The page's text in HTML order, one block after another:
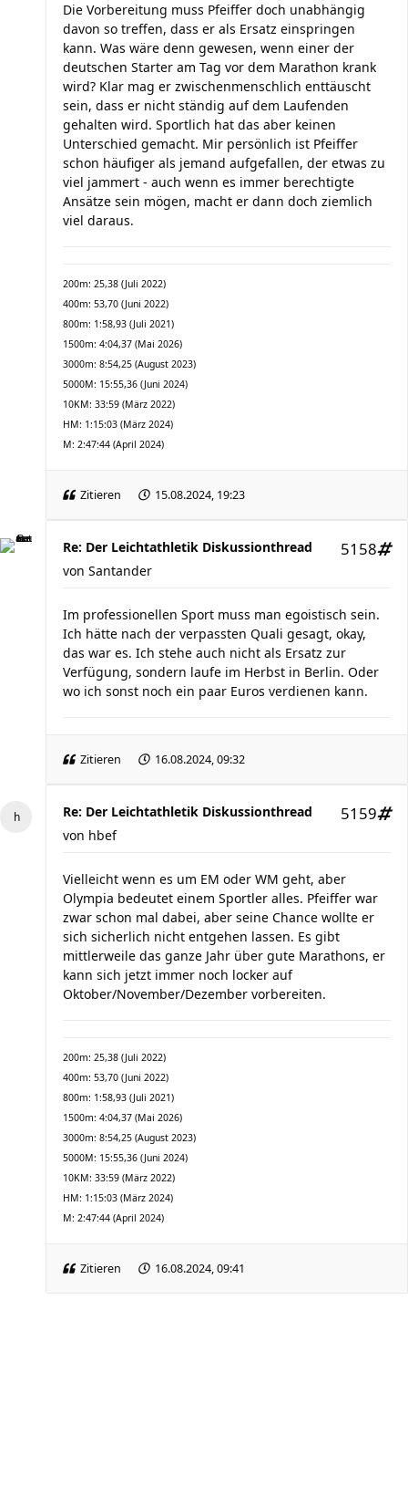
Die Vorbereitung muss Pfeiffer doch unabhängig
davon so treffen, dass er als Ersatz einspringen
kann. Was wäre denn gewesen, wenn einer der
deutschen Starter am Tag vor dem Marathon krank
wird? Klar mag er zwischenmenschlich enttäuscht
sein, dass er nicht ständig auf dem Laufenden
gehalten wird. Sportlich hat das aber keinen
Unterschied gemacht. Mir persönlich ist Pfeiffer
schon häufiger als jemand aufgefallen, der etwas zu
viel jammert - auch wenn es immer berechtigte
Ansätze sein mögen, macht er dann doch ziemlich
viel daraus.
200m: 25,38 (Juli 2022)
400m: 53,70 (Juni 2022)
800m: 1:58,93 (Juli 2021)
1500m: 4:04,37 (Mai 2026)
3000m: 8:54,25 (August 2023)
5000M: 15:55,36 (Juni 2024)
10KM: 33:59 (März 2022)
HM: 1:15:03 (März 2024)
M: 2:47:44 (April 2024)
Zitieren 15.08.2024, 19:23
Re: Der Leichtathletik Diskussionthread 5158
von Santander
Im professionellen Sport muss man egoistisch sein.
Ich hätte nach der verpassten Quali gesagt, okay,
das war es. Ich stehe auch nicht als Ersatz zur
Verfügung, sondern laufe im Herbst in Berlin. Oder
wo ich sonst noch ein paar Euros verdienen kann.
Zitieren 16.08.2024, 09:32
Re: Der Leichtathletik Diskussionthread 5159
von hbef
Vielleicht wenn es um EM oder WM geht, aber
Olympia bedeutet einem Sportler alles. Pfeiffer war
zwar schon mal dabei, aber seine Chance wollte er
sich sicherlich nicht entgehen lassen. Es gibt
mittlerweile das ganze Jahr über gute Marathons, er
kann sich jetzt immer noch locker auf
Oktober/November/Dezember vorbereiten.
200m: 25,38 (Juli 2022)
400m: 53,70 (Juni 2022)
800m: 1:58,93 (Juli 2021)
1500m: 4:04,37 (Mai 2026)
3000m: 8:54,25 (August 2023)
5000M: 15:55,36 (Juni 2024)
10KM: 33:59 (März 2022)
HM: 1:15:03 (März 2024)
M: 2:47:44 (April 2024)
Zitieren 16.08.2024, 09:41